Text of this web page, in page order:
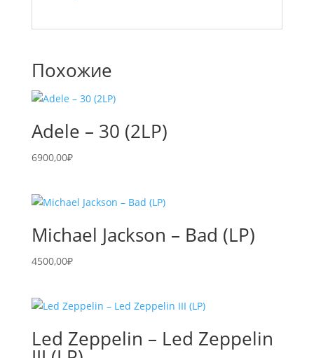
Похожие
Adele – 30 (2LP)
6900,00₽
Michael Jackson – Bad (LP)
4500,00₽
Led Zeppelin – Led Zeppelin